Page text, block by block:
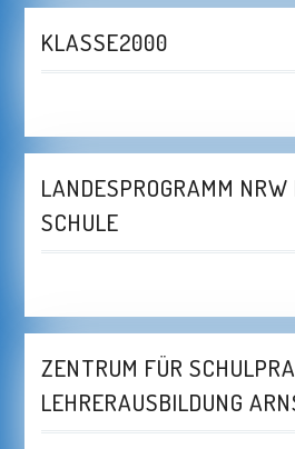
KLASSE2000
LANDESPROGRAMM NRW
SCHULE
ZENTRUM FÜR
LEHRERAUSBILDUNG